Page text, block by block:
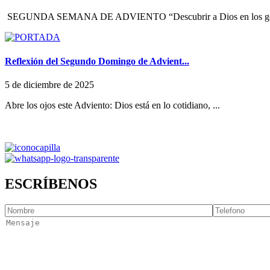
SEGUNDA SEMANA DE ADVIENTO “Descubrir a Dios en los
Reflexión del Segundo Domingo de Advient...
5 de diciembre de 2025
Abre los ojos este Adviento: Dios está en lo cotidiano, ...
ESCRÍBENOS